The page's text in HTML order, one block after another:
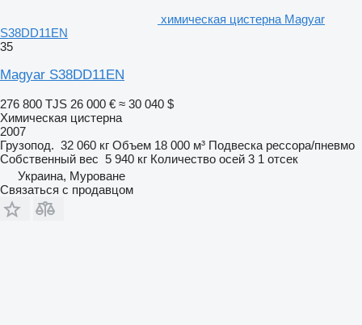
химическая цистерна Magyar
S38DD11EN
35
Magyar S38DD11EN
276 800 TJS 26 000 € ≈ 30 040 $
Химическая цистерна
2007
Грузопод. 32 060 кг Объем 18 000 м³ Подвеска рессора/пневмо
Собственный вес 5 940 кг Количество осей 3 1 отсек
Украина, Муроване
Связаться с продавцом